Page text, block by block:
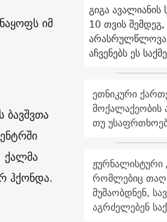
იმ
ბავშვთა
ქალმა
ჰქონდა.
გიგა
10 თვის
აჩვენებს ეს საქმე
ეთნიკური
მოქალაქეობის
თუ
ჟურნალისტური
რომლებიც
მუშაობდნენ,
აგრძელებენ